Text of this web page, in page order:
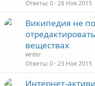
Ответы 0 28 Ноя 2015
Википедия не
веществах
writer
Ответы 0 23 Ноя 2015
Интернет-